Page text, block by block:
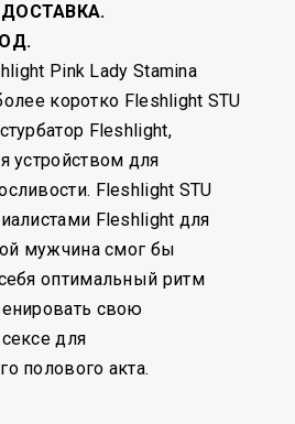
Pink Lady Stamina
коротко Fleshlight STU
Fleshlight,
устройством для
Fleshlight STU
Fleshlight для
мужчина смог бы
оптимальный ритм
свою
для
полового акта.